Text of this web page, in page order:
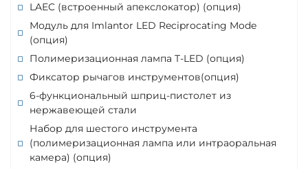
LAEC (встроенный апекслокатор) (опция)
Модуль для Imlantor LED Reciprocating Mode
(опция)
Полимеризационная лампа T-LED (опция)
Фиксатор рычагов инструментов(опция)
6-функциональный шприц-пистолет из
нержавеющей стали
Набор для шестого инструмента
(полимеризационная лампа или интраоральная
камера) (опция)